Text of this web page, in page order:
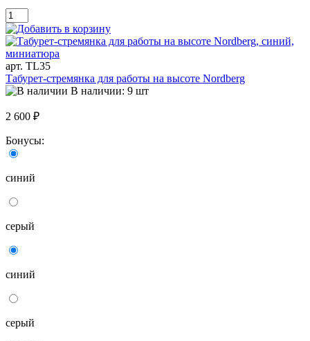
арт. TL35
Табурет-стремянка для работы на высоте Nordberg
В наличии: 9 шт
2 600 ₽
Бонусы:
синий
серый
синий
серый